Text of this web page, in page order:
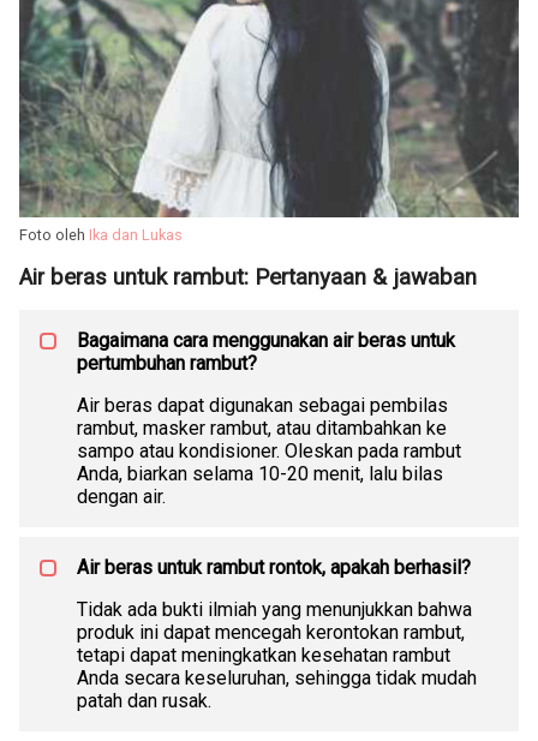
Foto oleh Ika dan Lukas
Air beras untuk rambut: Pertanyaan & jawaban
Bagaimana cara menggunakan air beras untuk
pertumbuhan rambut?
Air beras dapat digunakan sebagai pembilas
rambut, masker rambut, atau ditambahkan ke
sampo atau kondisioner. Oleskan pada rambut
Anda, biarkan selama 10-20 menit, lalu bilas
dengan air.
Air beras untuk rambut rontok, apakah berhasil?
Tidak ada bukti ilmiah yang menunjukkan bahwa
produk ini dapat mencegah kerontokan rambut,
tetapi dapat meningkatkan kesehatan rambut
Anda secara keseluruhan, sehingga tidak mudah
patah dan rusak.